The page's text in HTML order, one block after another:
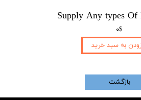
Supply Any types Of
۰$
به سبد خرید
بازگشت